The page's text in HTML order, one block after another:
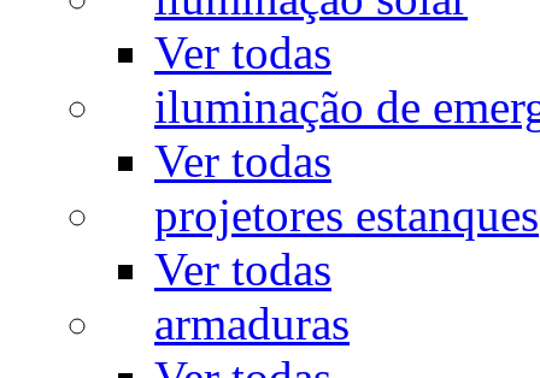
Ver todas
iluminação de
Ver todas
projetores estanques
Ver todas
armaduras